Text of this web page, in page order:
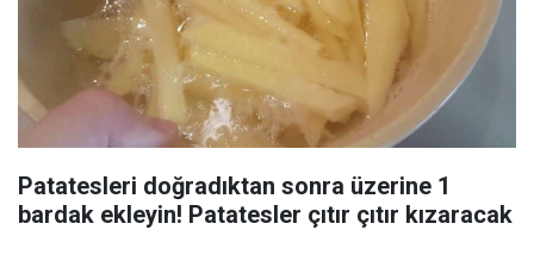
Patatesleri doğradıktan sonra üzerine 1
bardak ekleyin! Patatesler çıtır çıtır kızaracak